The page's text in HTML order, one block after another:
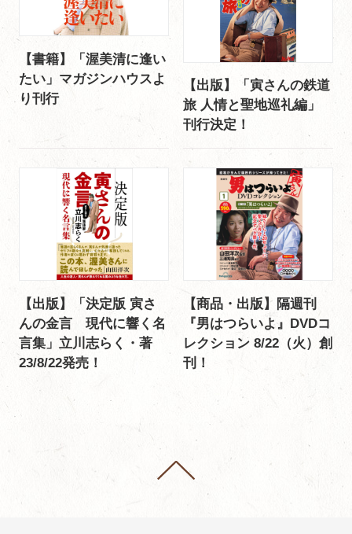
【書籍】「渥美清に逢い
たい」マガジンハウスよ
り刊行
【出版】「寅さんの鉄道
旅 人情と聖地巡礼編」
刊行決定！
【出版】「決定版 寅さ
んの金言 現代に響く名
言集」立川志らく・著
23/8/22発売！
【商品・出版】隔週刊
『男はつらいよ』DVDコ
レクション 8/22（火）創
刊！